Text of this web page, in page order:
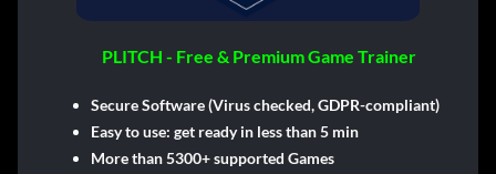
PLITCH - Free & Premium Game Trainer
Secure Software (Virus checked, GDPR-compliant)
Easy to use: get ready in less than 5 min
More than 5300+ supported Games